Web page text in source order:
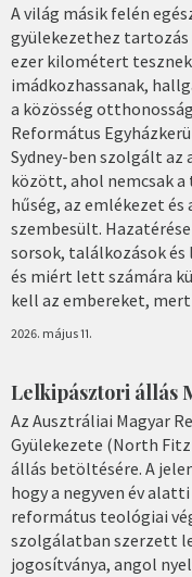
A világ másik felén
gyülekezethez
ezer kilométert
imádkozhassanak,
a közösség
Református
Sydney-ben szolgált
között, ahol nemcsak a
hűség, az emlékezet
szembesült.
sorsok, találkozások
és miért lett számára
kell az embereket,
2026. május 11.
Lelkipásztori állás
Az Ausztráliai Magyar
Gyülekezete (North
állás betöltésére. A
hogy a negyven év
református teológiai
szolgálatban szerzett
jogosítványa, angol